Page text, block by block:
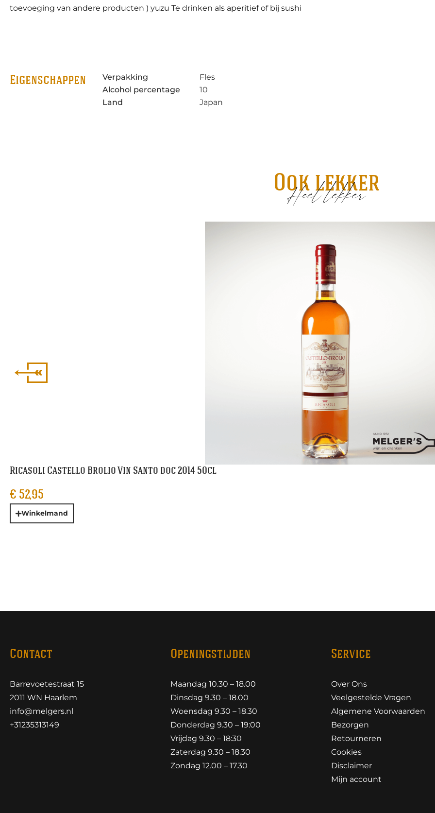
toevoeging van andere producten ) yuzu Te drinken als aperitief of bij sushi
Eigenschappen Verpakking
Fles
Alcohol percentage
10
Land
Japan
Ook lekker
Heel lekker
Ricasoli Castello Brolio Vin Santo doc 2014 50cl
€ 52,95
Winkelmand
Contact
Barrevoetestraat 15
2011 WN Haarlem
info@melgers.nl
+31235313149
Openingstijden
Maandag 10.30 – 18.00
Dinsdag 9.30 – 18.00
Woensdag 9.30 – 18.30
Donderdag 9.30 – 19:00
Vrijdag 9.30 – 18:30
Zaterdag 9.30 – 18.30
Zondag 12.00 – 17.30
Service
Over Ons
Veelgestelde Vragen
Algemene Voorwaarden
Bezorgen
Retourneren
Cookies
Disclaimer
Mijn account